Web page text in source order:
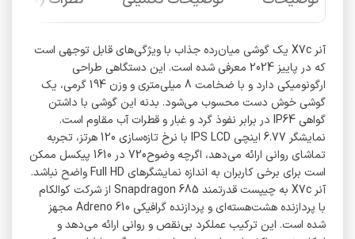
آنر X7c یک گوشی میان‌رده جذاب با ویژگی‌های قابل توجهی است
که در پاییز 2024 معرفی شده است. این دستگاهی طراحی
ارگونومیکی دارد و با ضخامت 8 میلی‌متری و وزن 194 گرمی، یک
گوشی خوش دست محسوب می‌شود. بدنه این گوشی با داشتن
گواهی IP64 در برابر نفوذ گرد و غبار و قطرات آب مقاوم است.
نمایشگر 6.77 اینچی IPS LCD با نرخ تازه‌سازی 120 هرتز، تجربه‌
تماشای روانی ارائه می‌دهد، اگرچه وضوح720 در 1610 پیکسل ممکن
است برای برخی کاربران به اندازه نمایشگرهای Full HD واضح نباشد.
آنر X7c به چیپست قدرتمند Snapdragon 685 از شرکت کوالکام
با پردازنده هشت‌هسته‌ای و پردازنده گرافیکی Adreno 610 مجهز
شده است. این ترکیب عملکرد بی‌نقص و روانی ارائه می‌دهد و